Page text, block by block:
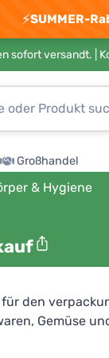
⚡SUMMER-
sofort versandt. |
Großhandel
& Hygiene
den
Gemüse
den